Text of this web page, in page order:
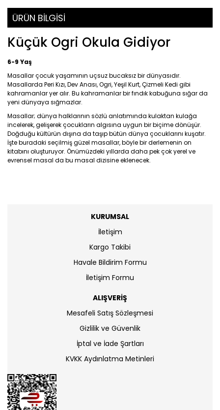
ÜRÜN BİLGİSİ
Küçük Ogri Okula Gidiyor
6-9 Yaş
Masallar çocuk yaşamının uçsuz bucaksız bir dünyasıdır.
Masallarda Peri Kızı, Dev Anası, Ogri, Yeşil Kurt, Çizmeli Kedi gibi
kahramanlar yer alır. Bu kahramanlar bir fındık kabuğuna sığar da
yeni dünyaya sığmazlar.
Masallar; dünya halklarının sözlü anlatımında kulaktan kulağa
incelerek, gelişerek çocukların algısına uygun bir biçime dönüşür.
Doğduğu kültürün dışına da taşıp bütün dünya çocuklarını kuşatır.
İşte buradaki seçilmiş güzel masallar, böyle bir derlemenin on
kitabını oluşturuyor. Önümüzdeki yıllarda daha pek çok yerel ve
evrensel masal da bu masal dizisine eklenecek.
KURUMSAL
İletişim
Kargo Takibi
Havale Bildirim Formu
İletişim Formu
ALIŞVERİŞ
Mesafeli Satış Sözleşmesi
Gizlilik ve Güvenlik
İptal ve İade Şartları
KVKK Aydınlatma Metinleri